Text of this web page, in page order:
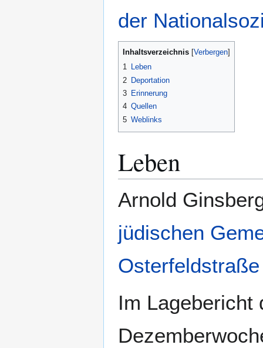
der
Inhaltsverzeichnis
1 Leben
2 Deportation
3 Erinnerung
4 Quellen
5 Weblinks
Leben
Arnold
jüdischen
Osterfeldstraße
Im Lagebericht